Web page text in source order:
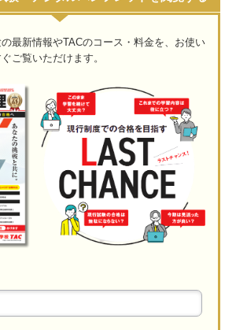
最新情報やTACのコース・料金を、お使い
ご覧いただけます。